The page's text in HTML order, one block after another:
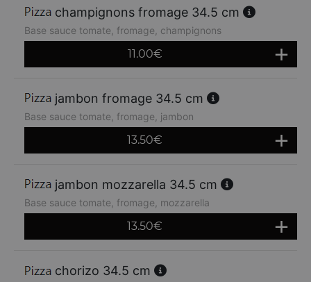
champignons fromage 34.5 cm
Base sauce tomate, fromage, champignons
11.00€
jambon fromage 34.5 cm
Base sauce tomate, fromage, jambon
13.50€
jambon mozzarella 34.5 cm
Base sauce tomate, fromage, mozzarella
13.50€
chorizo 34.5 cm